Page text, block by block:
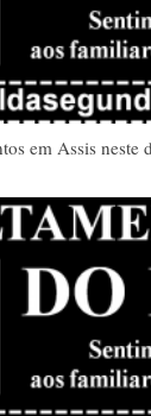
em Assis neste